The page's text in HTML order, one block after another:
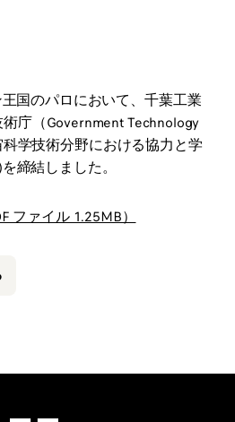
国のパロにおいて、千葉工業
庁（Government Technology
学技術分野における協力と学
締結しました。
ファイル 1.25MB）